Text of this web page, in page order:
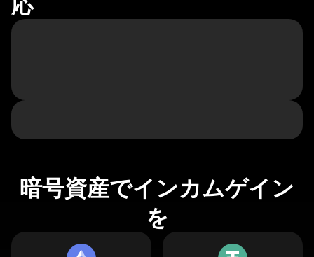
暗号資産でインカムゲイン
を